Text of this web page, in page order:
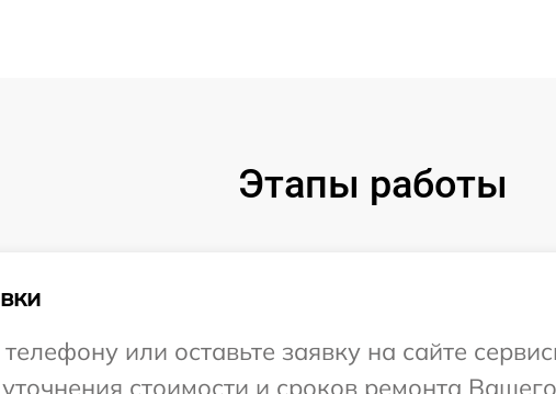
Этапы работы
или оставьте заявку на сайте
стоимости и сроков ремонта